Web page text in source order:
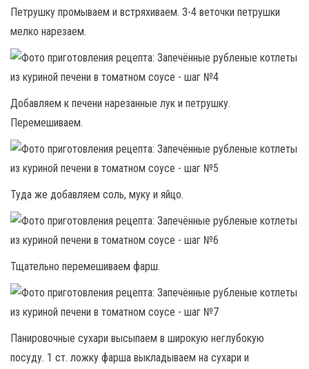
Петрушку промываем и встряхиваем. 3-4 веточки петрушки
мелко нарезаем.
Добавляем к печени нарезанные лук и петрушку.
Перемешиваем.
Туда же добавляем соль, муку и яйцо.
Тщательно перемешиваем фарш.
Панировочные сухари высыпаем в широкую неглубокую
посуду. 1 ст. ложку фарша выкладываем на сухари и